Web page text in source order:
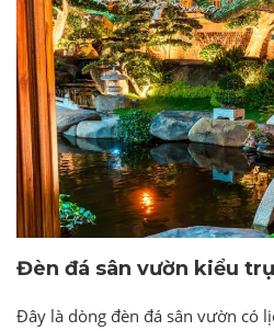
Đèn đá sân vườn kiểu
Đây là dòng đèn đá sân vườn có